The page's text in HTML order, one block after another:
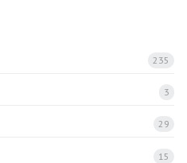
235
3
29
15